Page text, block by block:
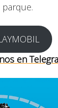
en